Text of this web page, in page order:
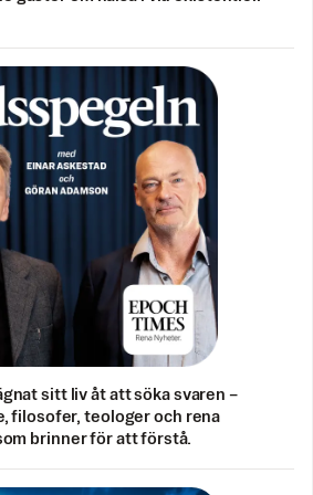
sitt liv åt att söka svaren –
filosofer, teologer och rena
brinner för att förstå.